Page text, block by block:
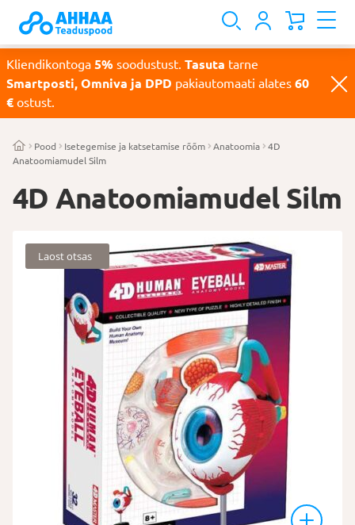
Kliendikontoga 5% soodustust. Tasuta tarne
Smartposti, Omniva ja DPD pakiautomaati alates 60
€ ostust.
Pood Isetegemise ja katsetamise rõõm Anatoomia
4D
Anatoomiamudel Silm
4D Anatoomiamudel Silm
Laost otsas